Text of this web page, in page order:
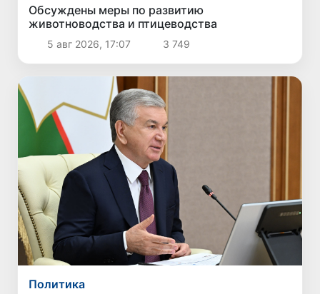
Обсуждены меры по развитию
животноводства и птицеводства
5 авг 2026, 17:07 3 749
Политика